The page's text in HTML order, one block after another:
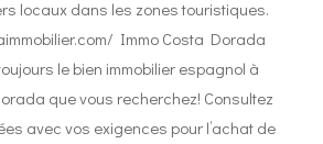
locaux dans les zones touristiques.
Immo Costa Dorada
le bien immobilier espagnol à
que vous recherchez! Consultez
avec vos exigences pour l’achat de